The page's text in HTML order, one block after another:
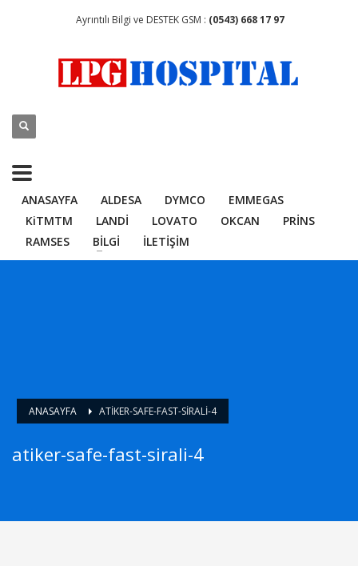
Ayrıntılı Bilgi ve DESTEK GSM : (0543) 668 17 97
ANASAYFA ALDESA DYMCO
EMMEGAS
KiTMTM
LANDİ LOVATO OKCAN
PRİNS
RAMSES
BİLGİ İLETİŞİM
ANASAYFA ATIKER-SAFE-FAST-SIRALI-4
atiker-safe-fast-sirali-4